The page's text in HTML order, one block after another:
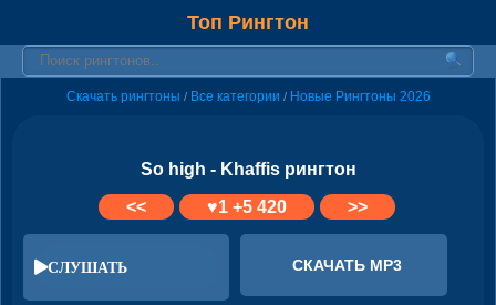
Топ Рингтон
Скачать рингтоны / Все категории / Новые Рингтоны 2026
So high - Khaffis рингтон
<<
♥1 +5 420 >>
СЛУШАТЬ СКАЧАТЬ MP3